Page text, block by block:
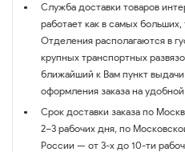
Служба доставки товаров
работает как в самых
Отделения располагаются в
крупных транспортных
ближайший к Вам пункт
оформления заказа на
Срок доставки заказа по
2–3 рабочих дня, по
России — от 3-х до 10-ти